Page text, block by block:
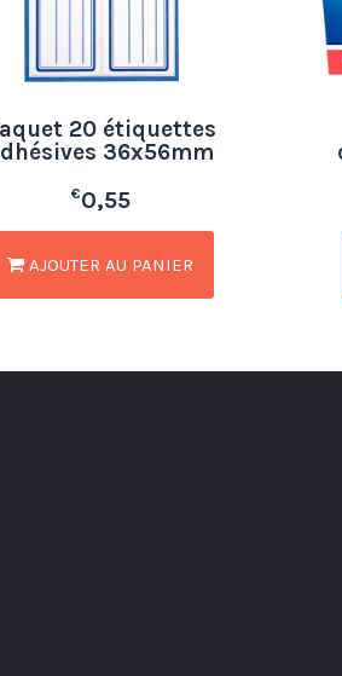
20 étiquettes
36x56mm
€0,55
AJOUTER AU PANIER